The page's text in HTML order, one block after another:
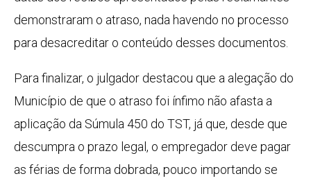
demonstraram o atraso, nada havendo no processo
para desacreditar o conteúdo desses documentos.
Para finalizar, o julgador destacou que a alegação do
Município de que o atraso foi ínfimo não afasta a
aplicação da Súmula 450 do TST, já que, desde que
descumpra o prazo legal, o empregador deve pagar
as férias de forma dobrada, pouco importando se